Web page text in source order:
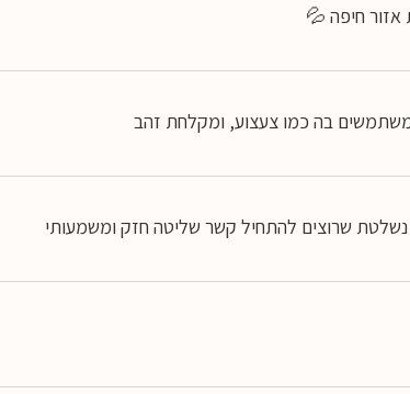
אזור חיפה 💦
בה כמו צעצוע, ומקלחת זהב
נשלטת שרוצים להתחיל קשר שליטה חזק ומשמעותי